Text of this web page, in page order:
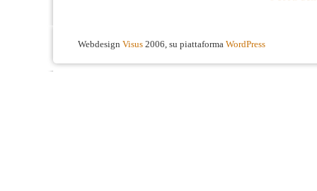
Webdesign Visus 2006, su piattaforma WordPress